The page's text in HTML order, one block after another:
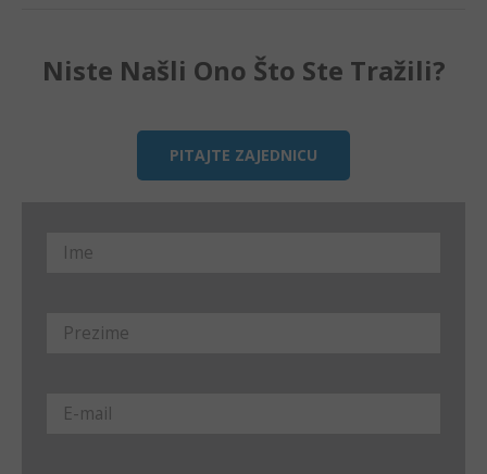
Niste Našli Ono Što Ste Tražili?
PITAJTE ZAJEDNICU